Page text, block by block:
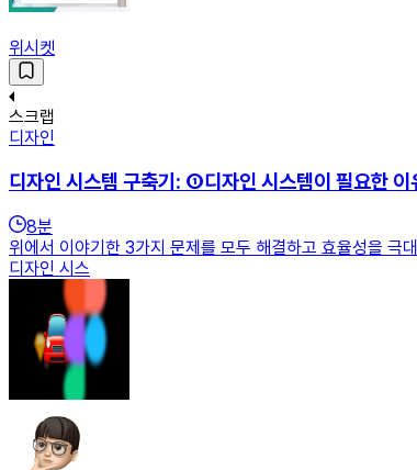
위시켓
스크랩
디자인
디자인 시스템 구축기: ①디자인 시스템이 필요한 이
8분
위에서 이야기한 3가지 문제를 모두 해결하고 효율성을 극
디자인 시스